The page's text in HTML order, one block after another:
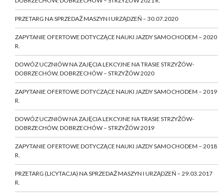
PRZETARG NA SPRZEDAŻ MASZYN I URZĄDZEŃ – 30.07.2020
ZAPYTANIE OFERTOWE DOTYCZĄCE NAUKI JAZDY SAMOCHODEM – 2020
R.
DOWÓZ UCZNIÓW NA ZAJĘCIA LEKCYJNE NA TRASIE STRZYŻÓW-
DOBRZECHÓW, DOBRZECHÓW – STRZYŻÓW 2020
ZAPYTANIE OFERTOWE DOTYCZĄCE NAUKI JAZDY SAMOCHODEM – 2019
R.
DOWÓZ UCZNIÓW NA ZAJĘCIA LEKCYJNE NA TRASIE STRZYŻÓW-
DOBRZECHÓW, DOBRZECHÓW – STRZYŻÓW 2019
ZAPYTANIE OFERTOWE DOTYCZĄCE NAUKI JAZDY SAMOCHODEM – 2018
R.
PRZETARG (LICYTACJA) NA SPRZEDAŻ MASZYN I URZĄDZEŃ – 29.03.2017
R.